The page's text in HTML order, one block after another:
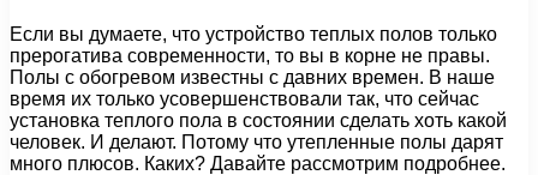
Если вы думаете, что устройство теплых полов только
прерогатива современности, то вы в корне не правы.
Полы с обогревом известны с давних времен. В наше
время их только усовершенствовали так, что сейчас
установка теплого пола в состоянии сделать хоть какой
человек. И делают. Потому что утепленные полы дарят
много плюсов. Каких? Давайте рассмотрим подробнее.